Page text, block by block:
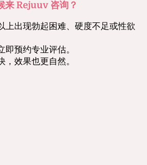
来 Rejuuv 咨询？
上出现勃起困难、硬度不足或性欲
预约专业评估。
，效果也更自然。